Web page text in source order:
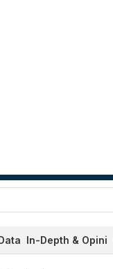
In-Depth & Opini